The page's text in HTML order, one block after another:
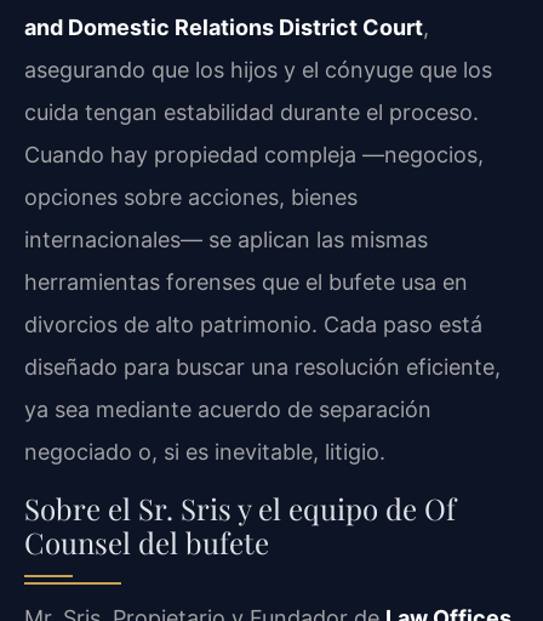
and Domestic Relations District Court,
asegurando que los hijos y el cónyuge que los
cuida tengan estabilidad durante el proceso.
Cuando hay propiedad compleja —negocios,
opciones sobre acciones, bienes
internacionales— se aplican las mismas
herramientas forenses que el bufete usa en
divorcios de alto patrimonio. Cada paso está
diseñado para buscar una resolución eficiente,
ya sea mediante acuerdo de separación
negociado o, si es inevitable, litigio.
Sobre el Sr. Sris y el equipo de Of
Counsel del bufete